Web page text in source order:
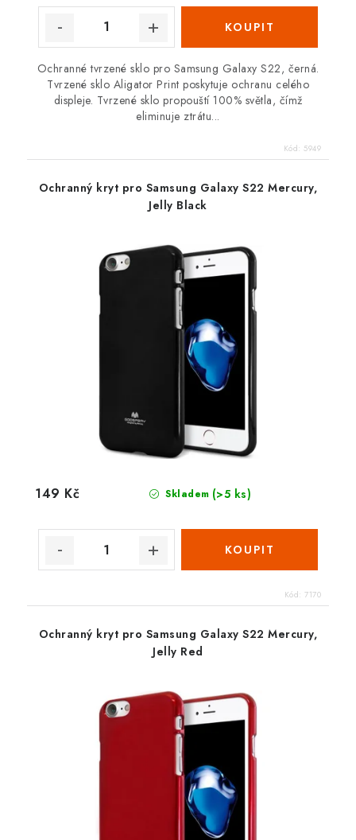
Ochranné tvrzené sklo pro Samsung Galaxy S22, černá.
Tvrzené sklo Aligator Print poskytuje ochranu celého
displeje. Tvrzené sklo propouští 100% světla, čímž
eliminuje ztrátu...
Kód: 5949
Ochranný kryt pro Samsung Galaxy S22 Mercury,
Jelly Black
Skladem (>5 ks)
149 Kč
Kód: 7170
Ochranný kryt pro Samsung Galaxy S22 Mercury,
Jelly Red